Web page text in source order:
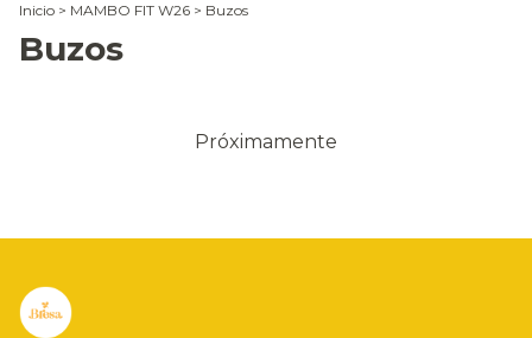
Inicio > MAMBO FIT W26 > Buzos
Buzos
Próximamente